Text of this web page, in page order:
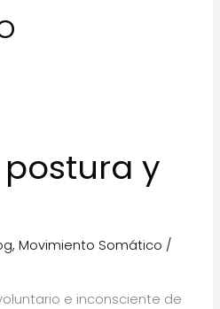
postura y
,Movimiento Somático /
e inconsciente de